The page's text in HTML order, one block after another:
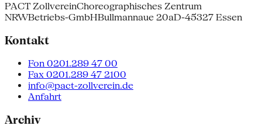
PACT ZollvereinChoreographisches Zentrum
NRWBetriebs-GmbHBullmannaue 20aD-45327 Essen
Kontakt
Fon 0201.289 47 00
Fax 0201.289 47 2100
info@pact-zollverein.de
Anfahrt
Archiv